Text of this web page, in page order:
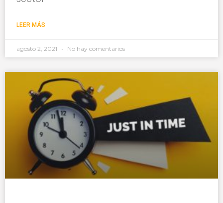
LEER MÁS
agosto 2, 2021 No hay comentarios